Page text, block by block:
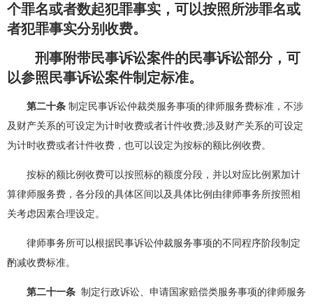
个罪名或者数起犯罪事实，可以按照所涉罪名或
者犯罪事实分别收费。
刑事附带民事诉讼案件的民事诉讼部分，可
以参照民事诉讼案件制定标准。
第二十条 制定民事诉讼仲裁类服务事项的律师服务费标准，不涉
及财产关系的可设定为计时收费或者计件收费;涉及财产关系的可设定
为计时收费或者计件收费，也可以设定为按标的额比例收费。
按标的额比例收费可以按照标的额度分段，并以对应比例累加计
算律师服务费，各分段的具体区间以及具体比例由律师事务所按照相
关考虑因素合理设定。
律师事务所可以根据民事诉讼仲裁服务事项的不同程序阶段制定
酌减收费标准。
第二十一条 制定行政诉讼、申请国家赔偿类服务事项的律师服务